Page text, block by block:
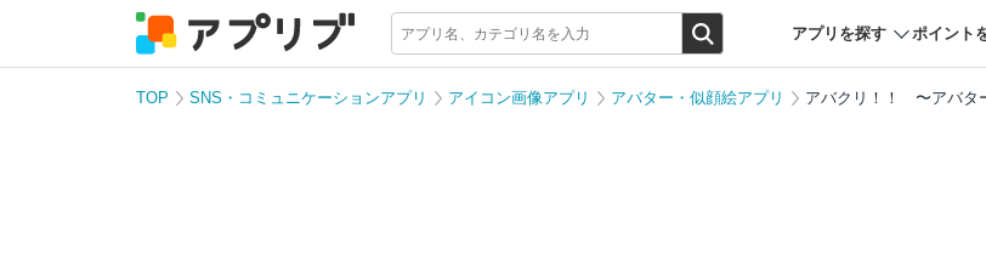
アプリを探す ポイント
TOP SNS・コミュニケーションアプリ アイコン画像アプリ アバター・似顔絵アプリ アバクリ！！ 〜アバタ